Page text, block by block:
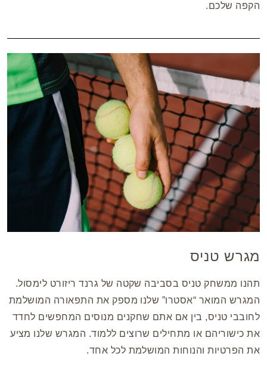
הקפה שלכם.
מגרש טניס
תהנו ממשחק טניס בסביבה שקטה של גרנד ריזורט לימסול.
המגרש המואר “אסטרו” שלנו מספק את התפאורה המושלמת
לחובבי טניס, בין אם אתם שחקנים מנוסים המחפשים לחדד
את כישוריהם או מתחילים שרוצים ללמוד. המגרש שלנו מציע
את הפרטיות והנוחות המושלמת לכל אחד.